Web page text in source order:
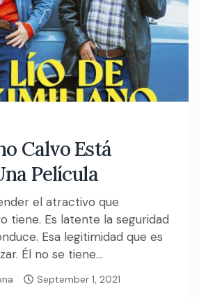
Calvo Está
Película
el atractivo que
tiene. Es latente la seguridad
Esa legitimidad que es
Él no se tiene...
September 1, 2021